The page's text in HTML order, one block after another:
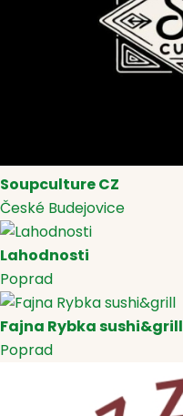
Soupculture CZ
České Budejovice
Lahodnosti
Poprad
Fajna Rybka sushi&grill
Poprad